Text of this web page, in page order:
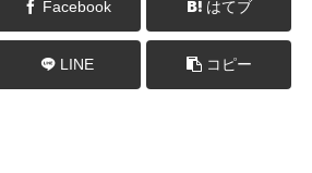
Facebook はてブ
LINE コピー